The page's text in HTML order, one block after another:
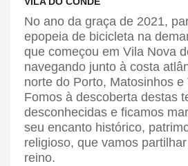
No ano da graça de 2021,
epopeia de bicicleta na
que começou em Vila Nova
navegando junto à costa
norte do Porto, Matosinhos e
Fomos à descoberta destas
desconhecidas e ficamos
seu encanto histórico,
religioso, que vamos
reino.